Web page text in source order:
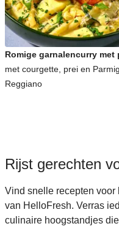
Romige garnalencurry met
met courgette, prei en
Reggiano
Rijst gerechten
Vind snelle recepten voor
van HelloFresh. Verras
culinaire hoogstandjes